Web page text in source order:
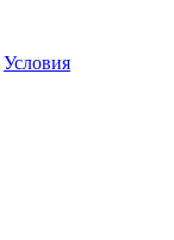
Условия